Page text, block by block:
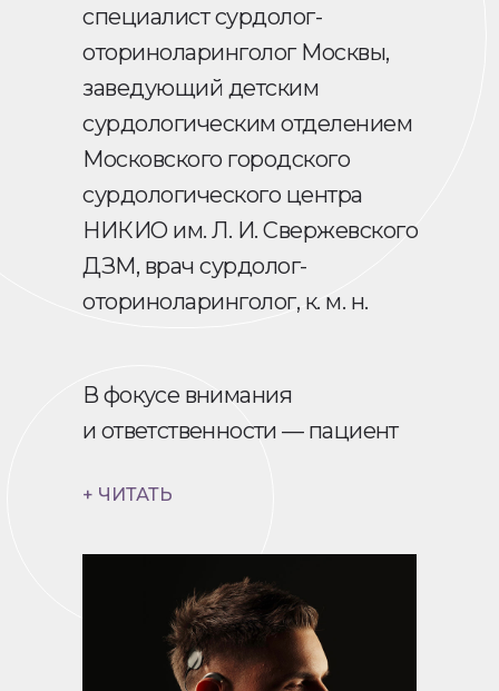
+ ЧИТАТЬ
В фокусе внимания
и ответственности — пациент
специалист сурдолог-
оториноларинголог Москвы,
заведующий детским
сурдологическим отделением
Московского городского
сурдологического центра
НИКИО им. Л. И. Свержевского
ДЗМ, врач сурдолог-
оториноларинголог, к. м. н.